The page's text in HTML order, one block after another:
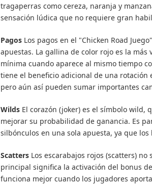
tragaperras como cereza, naranja y
sensación lúdica que no requiere gran
Pagos Los pagos en el "Chicken Road
apuestas. La gallina de color rojo es la más
mínima cuando aparece al mismo tiempo
tiene el beneficio adicional de una
pero aún así pueden sumar importantes
Wilds El corazón (joker) es el símbolo
mejorar su probabilidad de ganancia. Es
silbónculos en una sola apuesta, ya que
Scatters Los escarabajos rojos (scatters)
principal significa la activación del bonus
funciona mejor cuando los jugadores